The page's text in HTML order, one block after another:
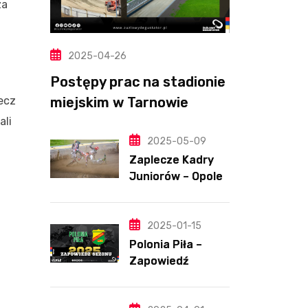
2025-04-26
Postępy prac na stadionie
miejskim w Tarnowie
2025-05-09
Zaplecze Kadry
Juniorów – Opole,
2025-01-15
Polonia Piła –
Zapowiedź